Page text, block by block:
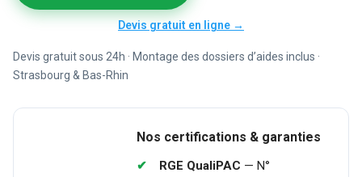
Devis gratuit en ligne →
Devis gratuit sous 24h · Montage des dossiers d’aides inclus ·
Strasbourg & Bas-Rhin
Nos certifications & garanties
✔ RGE QualiPAC — N°